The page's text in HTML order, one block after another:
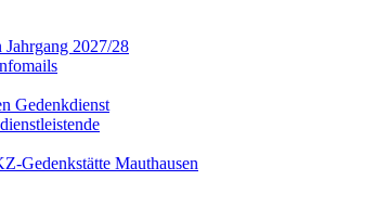
2027/28
Gedenkdienst
Gedenkstätte Mauthausen